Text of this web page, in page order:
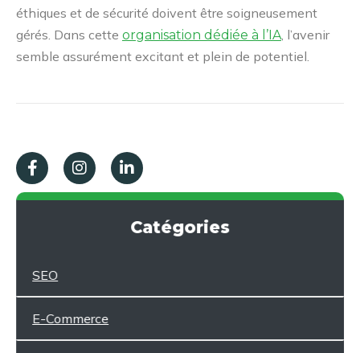
éthiques et de sécurité doivent être soigneusement
gérés. Dans cette organisation dédiée à l’IA , l’avenir
semble assurément excitant et plein de potentiel.
Catégories
SEO
E-Commerce